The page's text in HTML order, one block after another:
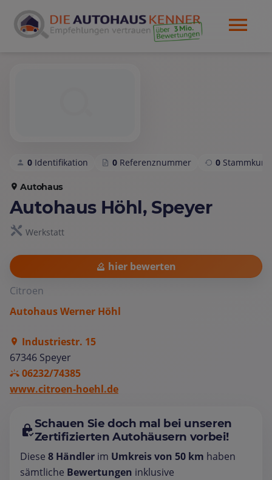
0 Identifikation 0 Referenznummer 0
Autohaus
Autohaus Höhl, Speyer
Werkstatt
hier bewerten
Citroen
Autohaus Werner Höhl
Industriestr. 15
67346 Speyer
06232/74385
www.citroen-hoehl.de
Schauen Sie doch mal bei unseren
Zertifizierten Autohäusern vorbei!
Diese 8 Händler im Umkreis von 50 km haben
sämtliche Bewertungen inklusive